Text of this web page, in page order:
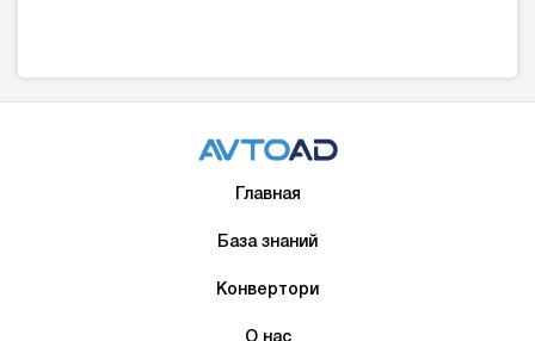
Главная
База знаний
Конвертори